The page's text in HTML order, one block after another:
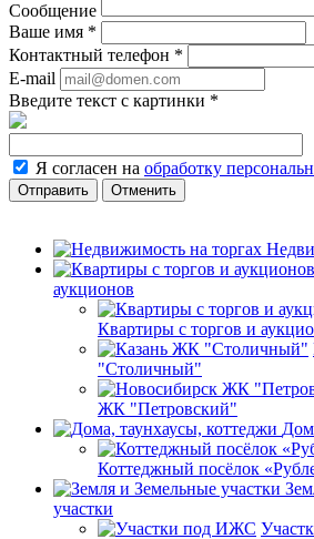
Сообщение
Ваше имя *
Контактный телефон *
E-mail
Введите текст с картинки *
Я согласен на обработку
Отменить
аукционов
Квартиры с торгов и
"Столичный"
ЖК "Петровский"
Коттеджный посёлок
участки